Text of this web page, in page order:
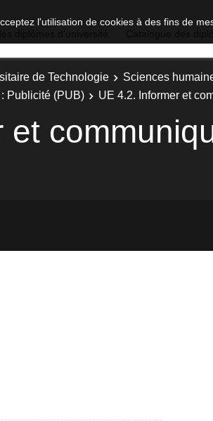
l'utilisation de cookies à des fins de
de Technologie Sciences
Publicité (PUB)
UE 4.2. Informer et
et